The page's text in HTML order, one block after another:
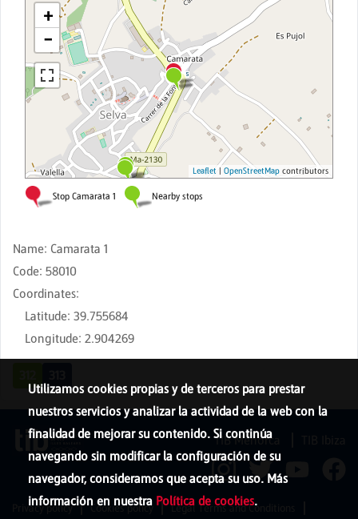
Name: Camarata 1
Code: 58010
Coordinates:
Latitude: 39.755684
Longitude: 2.904269
Utilizamos cookies propias y de terceros para prestar
nuestros servicios y analizar la actividad de la web con la
finalidad de mejorar su contenido. Si continúa
navegando sin modificar la configuración de su
navegador, consideramos que acepta su uso. Más
información en nuestra Política de cookies.
TIB Menorca
Privacy policy Cookies policy Legal Terms and Conditions